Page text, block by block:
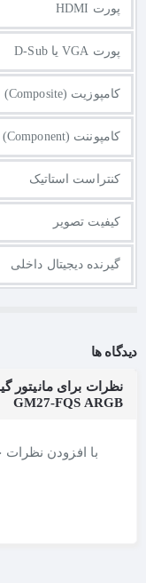
پورت HDMI
پورت VGA یا D-Sub
کامپوزیت (Composite)
کامپوننت (Component)
کنتراست استاتیک
کیفیت تصویر
گیرنده دیجیتال داخلی
دیدگاه ها
GM27-FQS ARGB
با افزودن نظرات